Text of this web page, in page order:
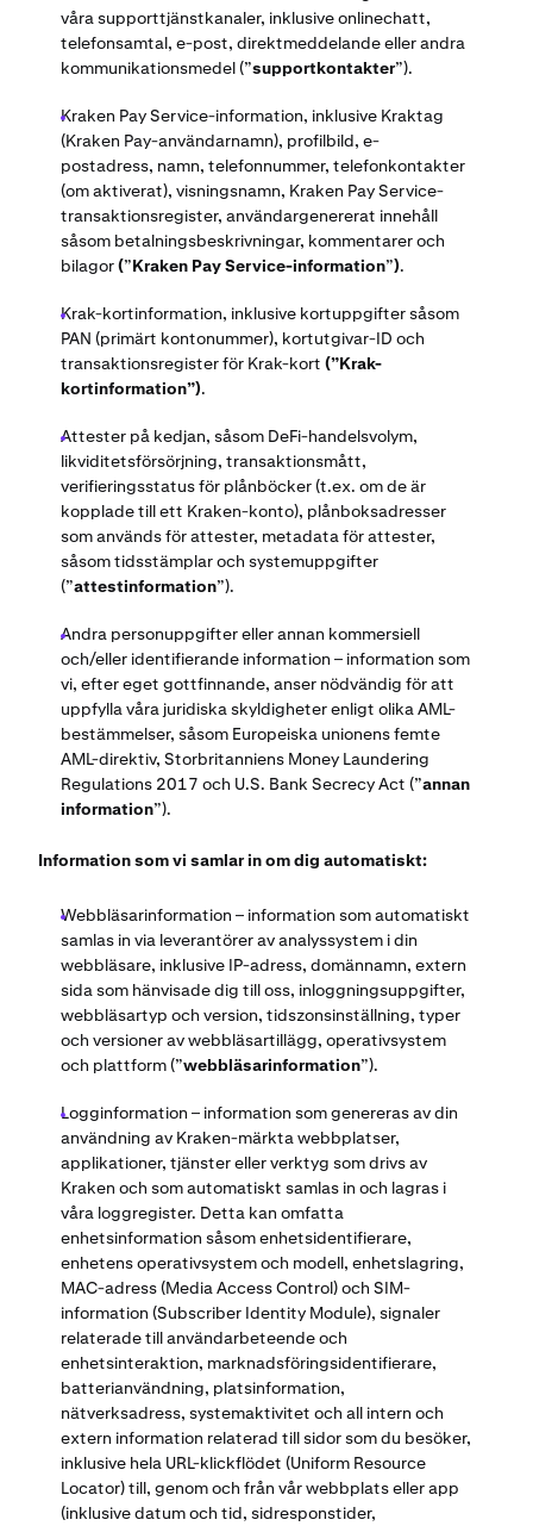
våra supporttjänstkanaler, inklusive onlinechatt,
telefonsamtal, e-post, direktmeddelande eller andra
kommunikationsmedel (”supportkontakter”).
Kraken Pay Service-information, inklusive Kraktag
(Kraken Pay-användarnamn), profilbild, e-
postadress, namn, telefonnummer, telefonkontakter
(om aktiverat), visningsnamn, Kraken Pay Service-
transaktionsregister, användargenererat innehåll
såsom betalningsbeskrivningar, kommentarer och
bilagor(”Kraken Pay Service-information”).
Krak-kortinformation, inklusive kortuppgifter såsom
PAN (primärt kontonummer), kortutgivar-ID och
transaktionsregister för Krak-kort (”Krak-
kortinformation”).
Attester på kedjan, såsom DeFi-handelsvolym,
likviditetsförsörjning, transaktionsmått,
verifieringsstatus för plånböcker (t.ex. om de är
kopplade till ett Kraken-konto), plånboksadresser
som används för attester, metadata för attester,
såsom tidsstämplar och systemuppgifter
(”attestinformation”).
Andra personuppgifter eller annan kommersiell
och/eller identifierande information – information som
vi, efter eget gottfinnande, anser nödvändig för att
uppfylla våra juridiska skyldigheter enligt olika AML-
bestämmelser, såsom Europeiska unionens femte
AML-direktiv, Storbritanniens Money Laundering
Regulations 2017 och U.S. Bank Secrecy Act (”annan
information”).
Information som vi samlar in om dig automatiskt:
Webbläsarinformation – information som automatiskt
samlas in via leverantörer av analyssystem i din
webbläsare, inklusive IP-adress, domännamn, extern
sida som hänvisade dig till oss, inloggningsuppgifter,
webbläsartyp och version, tidszonsinställning, typer
och versioner av webbläsartillägg, operativsystem
och plattform (”webbläsarinformation”).
Logginformation – information som genereras av din
användning av Kraken-märkta webbplatser,
applikationer, tjänster eller verktyg som drivs av
Kraken och som automatiskt samlas in och lagras i
våra loggregister. Detta kan omfatta
enhetsinformation såsom enhetsidentifierare,
enhetens operativsystem och modell, enhetslagring,
MAC-adress (Media Access Control) och SIM-
information (Subscriber Identity Module), signaler
relaterade till användarbeteende och
enhetsinteraktion, marknadsföringsidentifierare,
batterianvändning, platsinformation,
nätverksadress, systemaktivitet och all intern och
extern information relaterad till sidor som du besöker,
inklusive hela URL-klickflödet (Uniform Resource
Locator) till, genom och från vår webbplats eller app
(inklusive datum och tid, sidresponstider,